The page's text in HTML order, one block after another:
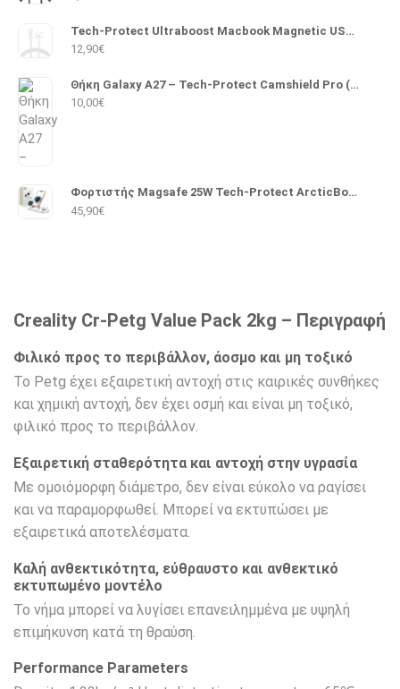
Tech-Protect Ultraboost Macbook Magnetic USB 2.0 Cable USB-C male - Magsafe 3 140W PD 2m (Λευκό)
12,90€
Θήκη Galaxy A27 – Tech-Protect Camshield Pro (Μαύρο)
10,00€
Φορτιστής Magsafe 25W Tech-Protect ArcticBoost A51 (Λευκό)
45,90€
Creality Cr-Petg Value Pack 2kg – Περιγραφή
Φιλικό προς το περιβάλλον, άοσμο και μη τοξικό
Το Petg έχει εξαιρετική αντοχή στις καιρικές συνθήκες
και χημική αντοχή, δεν έχει οσμή και είναι μη τοξικό,
φιλικό προς το περιβάλλον.
Εξαιρετική σταθερότητα και αντοχή στην υγρασία
Με ομοιόμορφη διάμετρο, δεν είναι εύκολο να ραγίσει
και να παραμορφωθεί. Μπορεί να εκτυπώσει με
εξαιρετικά αποτελέσματα.
Καλή ανθεκτικότητα, εύθραυστο και ανθεκτικό
εκτυπωμένο μοντέλο
Το νήμα μπορεί να λυγίσει επανειλημμένα με υψηλή
επιμήκυνση κατά τη θραύση.
Performance Parameters